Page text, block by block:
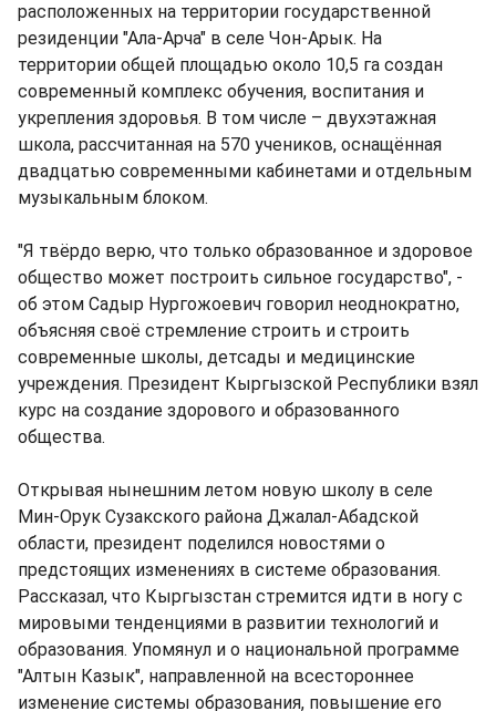
расположенных на территории государственной
резиденции "Ала-Арча" в селе Чон-Арык. На
территории общей площадью около 10,5 га создан
современный комплекс обучения, воспитания и
укрепления здоровья. В том числе – двухэтажная
школа, рассчитанная на 570 учеников, оснащённая
двадцатью современными кабинетами и отдельным
музыкальным блоком.
"Я твёрдо верю, что только образованное и здоровое
общество может построить сильное государство", -
об этом Садыр Нургожоевич говорил неоднократно,
объясняя своё стремление строить и строить
современные школы, детсады и медицинские
учреждения. Президент Кыргызской Республики взял
курс на создание здорового и образованного
общества.
Открывая нынешним летом новую школу в селе
Мин-Орук Сузакского района Джалал-Абадской
области, президент поделился новостями о
предстоящих изменениях в системе образования.
Рассказал, что Кыргызстан стремится идти в ногу с
мировыми тенденциями в развитии технологий и
образования. Упомянул и о национальной программе
"Алтын Казык", направленной на всестороннее
изменение системы образования, повышение его